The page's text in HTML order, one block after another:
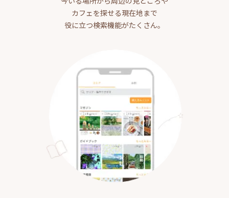
カフェを探せる現在地まで
役に立つ検索機能がたくさん。